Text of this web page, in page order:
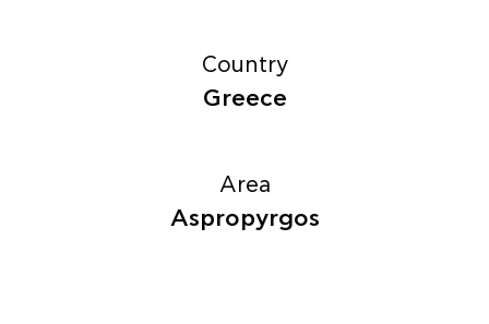
Country
Greece
Area
Aspropyrgos